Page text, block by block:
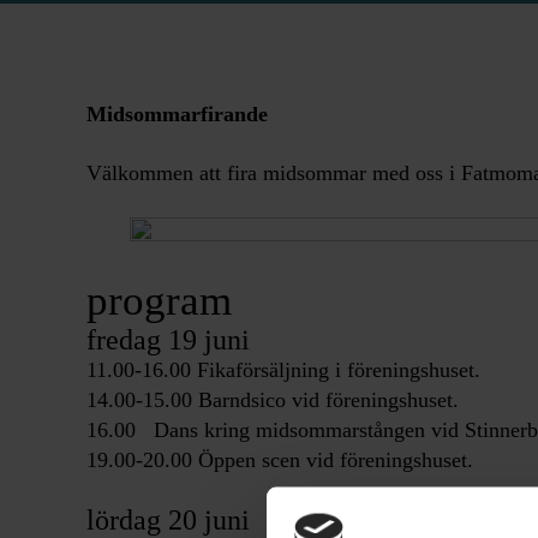
Midsommarfirande
Välkommen att fira midsommar med oss i
program
fredag 19 juni
11.00-16.00 Fikaförsäljning i föreningshuset.
14.00-15.00 Barndsico vid föreningshuset.
16.00 Dans kring midsommarstången vid
19.00-20.00 Öppen scen vid föreningshuset.
lördag 20 juni